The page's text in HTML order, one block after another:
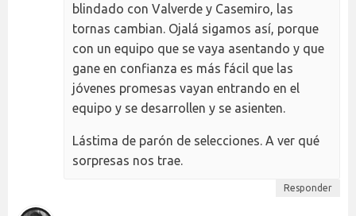
blindado con Valverde y Casemiro, las
tornas cambian. Ojalá sigamos así, porque
con un equipo que se vaya asentando y que
gane en confianza es más fácil que las
jóvenes promesas vayan entrando en el
equipo y se desarrollen y se asienten.
Lástima de parón de selecciones. A ver qué
sorpresas nos trae.
Responder